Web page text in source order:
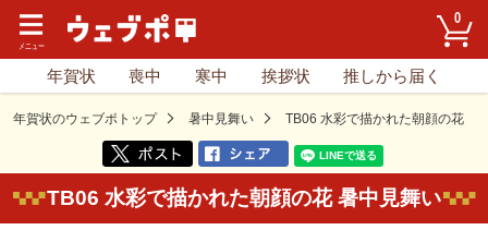
0
年賀状 喪中 寒中 挨拶状 推しから届く
年賀状のウェブポトップ 暑中見舞い TB06 水彩で描かれた朝顔の花
TB06 水彩で描かれた朝顔の花 暑中見舞い